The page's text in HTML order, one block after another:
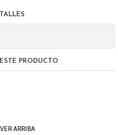
PRODUCTO
ARRIBA